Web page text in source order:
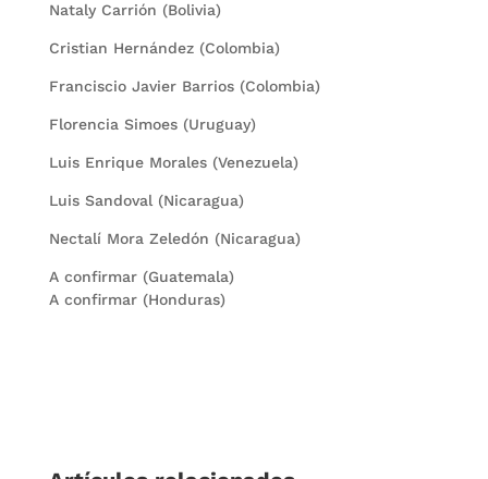
Nataly Carrión (Bolivia)
Cristian Hernández (Colombia)
Franciscio Javier Barrios (Colombia)
Florencia Simoes (Uruguay)
Luis Enrique Morales (Venezuela)
Luis Sandoval (Nicaragua)
Nectalí Mora Zeledón (Nicaragua)
A confirmar (Guatemala)
A confirmar (Honduras)